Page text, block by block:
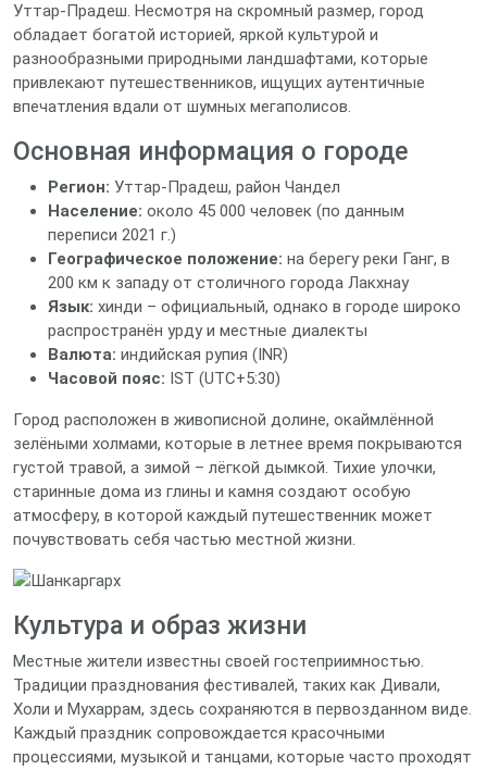
Уттар-Прадеш. Несмотря на скромный размер, город
обладает богатой историей, яркой культурой и
разнообразными природными ландшафтами, которые
привлекают путешественников, ищущих аутентичные
впечатления вдали от шумных мегаполисов.
Основная информация о городе
Регион: Уттар-Прадеш, район Чандел
Население: около 45 000 человек (по данным
переписи 2021 г.)
Географическое положение: на берегу реки Ганг, в
200 км к западу от столичного города Лакхнау
Язык: хинди – официальный, однако в городе широко
распространён урду и местные диалекты
Валюта: индийская рупия (INR)
Часовой пояс: IST (UTC+5:30)
Город расположен в живописной долине, окаймлённой
зелёными холмами, которые в летнее время покрываются
густой травой, а зимой – лёгкой дымкой. Тихие улочки,
старинные дома из глины и камня создают особую
атмосферу, в которой каждый путешественник может
почувствовать себя частью местной жизни.
Культура и образ жизни
Местные жители известны своей гостеприимностью.
Традиции празднования фестивалей, таких как Дивали,
Холи и Мухаррам, здесь сохраняются в первозданном виде.
Каждый праздник сопровождается красочными
процессиями, музыкой и танцами, которые часто проходят